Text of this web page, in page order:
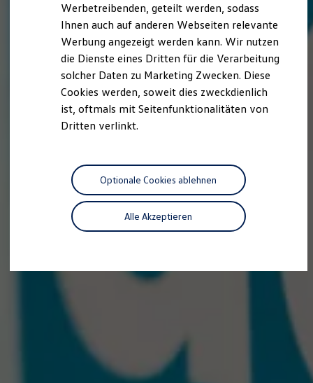
Werbetreibenden, geteilt werden, sodass
Ihnen auch auf anderen Webseiten relevante
Werbung angezeigt werden kann. Wir nutzen
die Dienste eines Dritten für die Verarbeitung
solcher Daten zu Marketing Zwecken. Diese
Cookies werden, soweit dies zweckdienlich
ist, oftmals mit Seitenfunktionalitäten von
Dritten verlinkt.
Alle Akzeptieren
Optionale Cookies ablehnen